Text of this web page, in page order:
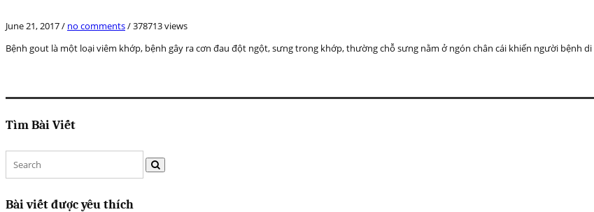
June 21, 2017/ no comments/378713 views
Bệnh gout là một loại viêm khớp, bệnh gây ra cơn đau đột ngột, sưng trong khớp, thường chỗ sưng nằm ở ngón chân cái khiến người bệnh
Tìm Bài Viết
Bài viết được yêu thích